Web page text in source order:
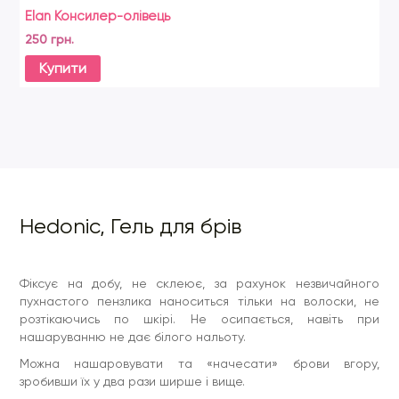
Elan Консилер-олівець
250 грн.
Купити
Hedonic, Гель для брів
Фіксує на добу, не склеює, за рахунок незвичайного
пухнастого пензлика наноситься тільки на волоски, не
розтікаючись по шкірі. Не осипається, навіть при
нашаруванню не дає білого нальоту.
Можна нашаровувати та «начесати» брови вгору,
зробивши їх у два рази ширше і вище.